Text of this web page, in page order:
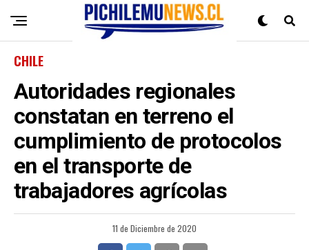
CHILE
Autoridades regionales
constatan en terreno el
cumplimiento de protocolos
en el transporte de
trabajadores agrícolas
11 de Diciembre de 2020